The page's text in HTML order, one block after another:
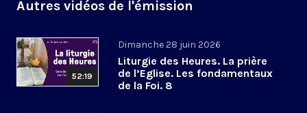
Autres vidéos de l'émission
52:19
Dimanche 28 juin 2026
Liturgie des Heures. La prière
de l’Eglise. Les fondamentaux
de la Foi. 8